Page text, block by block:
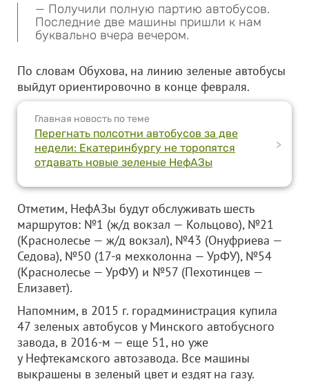
— Получили полную партию автобусов.
Последние две машины пришли к нам
буквально вчера вечером.
По словам Обухова, на линию зеленые автобусы
выйдут ориентировочно в конце февраля.
Главная новость по теме
Перегнать полсотни автобусов за две
недели: Екатеринбургу не торопятся
отдавать новые зеленые НефАЗы
>
Отметим, НефАЗы будут обслуживать шесть
маршрутов: №1 (ж/д вокзал — Кольцово), №21
(Краснолесье — ж/д вокзал), №43 (Онуфриева —
Седова), №50 (17-я мехколонна — УрФУ), №54
(Краснолесье — УрФУ) и №57 (Пехотинцев —
Елизавет).
Напомним, в 2015 г. горадминистрация купила
47 зеленых автобусов у Минского автобусного
завода, в 2016-м — еще 51, но уже
у Нефтекамского автозавода. Все машины
выкрашены в зеленый цвет и ездят на газу.